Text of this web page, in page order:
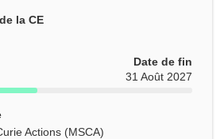
la CE
Date de fin
31 Août 2027
Actions (MSCA)